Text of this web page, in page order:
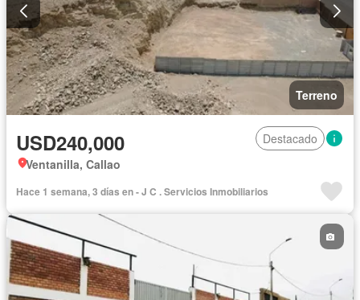
Terreno
USD240,000
Destacado
Ventanilla, Callao
Hace 1 semana, 3 días en - J C . Servicios Inmobiliarios